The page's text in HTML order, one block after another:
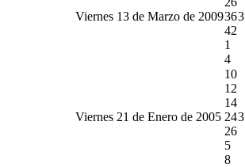
Viernes 13 de Marzo de 200936
42
1
4
3
Viernes 21 de Enero de 2005
10
12
14
24
26
5
8
3